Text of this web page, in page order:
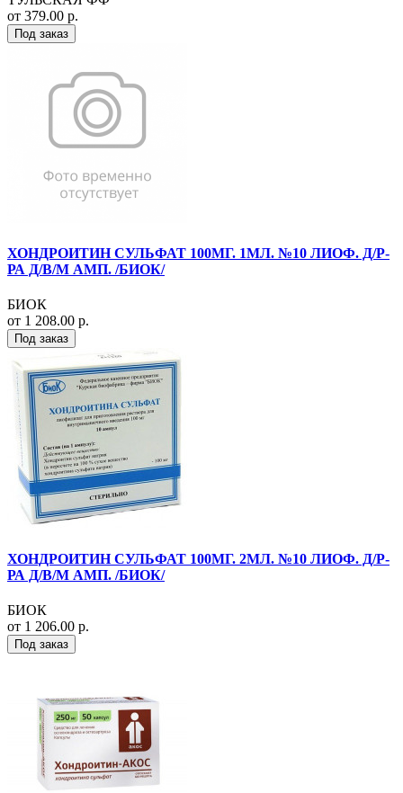
от 379.00 р.
Под заказ
ХОНДРОИТИН СУЛЬФАТ 100МГ. 1МЛ. №10 ЛИОФ. Д/Р-
РА Д/В/М АМП. /БИОК/
БИОК
от 1 208.00 р.
Под заказ
ХОНДРОИТИН СУЛЬФАТ 100МГ. 2МЛ. №10 ЛИОФ. Д/Р-
РА Д/В/М АМП. /БИОК/
БИОК
от 1 206.00 р.
Под заказ